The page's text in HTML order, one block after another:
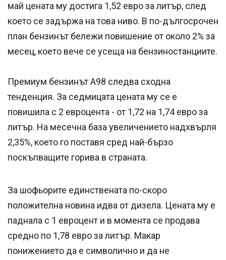
май цената му достига 1,52 евро за литър, след
което се задържа на това ниво. В по-дългосрочен
план бензинът бележи повишение от около 2% за
месец, което вече се усеща на бензиностанциите.
Премиум бензинът А98 следва сходна
тенденция. За седмицата цената му се е
повишила с 2 евроцента - от 1,72 на 1,74 евро за
литър. На месечна база увеличението надхвърля
2,35%, което го поставя сред най-бързо
поскъпващите горива в страната.
За шофьорите единствената по-скоро
положителна новина идва от дизела. Цената му е
паднала с 1 евроцент и в момента се продава
средно по 1,78 евро за литър. Макар
понижението да е символично и да не